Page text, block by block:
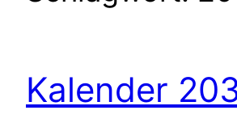
Kalender